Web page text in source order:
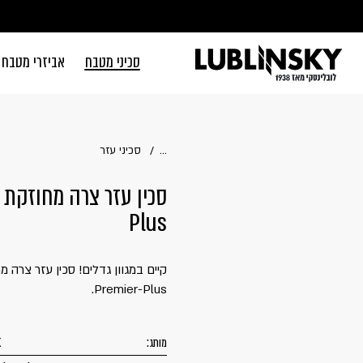
סכיני מטבח אביזרי מטבח
... סכיני עזר
Plus
Premier-Plus.
מותג: